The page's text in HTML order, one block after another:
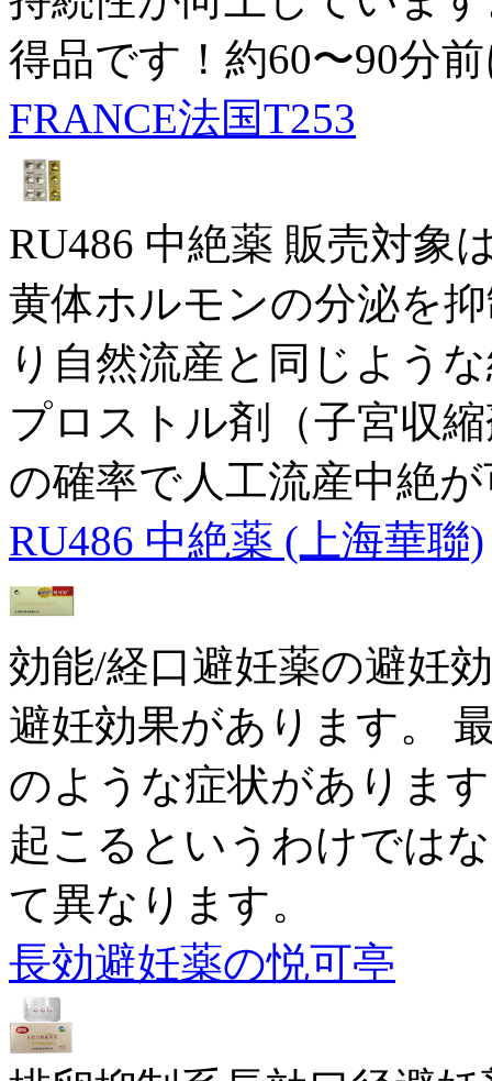
得品です！約60〜90分
FRANCE法国T253
RU486 中絶薬 販売対象
黄体ホルモンの分泌を
り自然流産と同じよう
プロストル剤（子宮収
の確率で人工流産中絶
RU486 中絶薬 (上海華聯)
効能/経口避妊薬の避妊
避妊効果があります。
のような症状がありま
起こるというわけでは
て異なります。
長効避妊薬の悦可亭